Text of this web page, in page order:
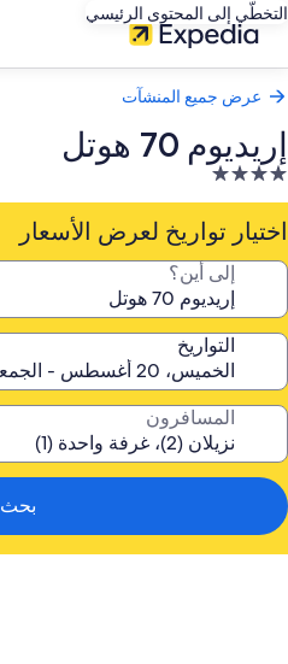
التخطّي إلى المحتوى الرئيسي
عرض جميع المنشآت
إريديوم 70 هوتل
منشأة
فندقية
مصنفة
4.0
اختيار تواريخ لعرض الأسعار
إلى أين؟
التواريخ
المسافرون
بحث